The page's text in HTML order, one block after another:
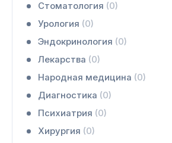
Стоматология (0)
Урология (0)
Эндокринология (0)
Лекарства (0)
Народная медицина (0)
Диагностика (0)
Психиатрия (0)
Хирургия (0)